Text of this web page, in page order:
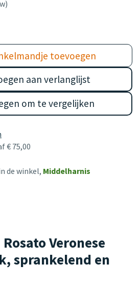
toevoegen
om te vergelijken
aan verlanglijst
€ 75,00
de winkel, Middelharnis
Rosato Veronese
sprankelend en